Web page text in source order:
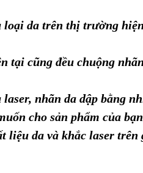
da trên thị trường
tại cũng đều chuộng
nhãn da dập bằng
cho sản phẩm của
da và khắc laser trên